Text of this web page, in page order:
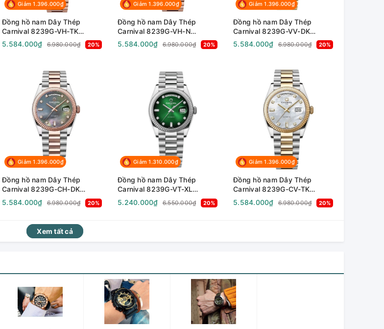
Giảm 1.396.000₫
Đồng hồ nam Dây Thép
Carnival 8239G-VH-TK
Automatic - Kính Sapphire -
Size 38mm - Chống nước 50m
5.584.000₫ 6.980.000₫ 20%
Giảm 1.396.000₫
Đồng hồ nam Dây Thép
Carnival 8239G-VH-N
Automatic - Kính Sapphire -
Size 38mm - Chống nước 50m
5.584.000₫ 6.980.000₫ 20%
Giảm 1.396.000₫
Đồng hồ nam Dây Thép
Carnival 8239G-VV-DK
Automatic - Kính Sapphire -
Size 38mm - Chống nước 50m
5.584.000₫ 6.980.000₫ 20%
Giảm 1.396.000₫
Đồng hồ nam Dây Thép
Carnival 8239G-CH-DK
Automatic - Kính Sapphire -
Size 38mm - Chống nước 50m
5.584.000₫ 6.980.000₫ 20%
Giảm 1.310.000₫
Đồng hồ nam Dây Thép
Carnival 8239G-VT-XL
Automatic - Kính Sapphire -
Size 38mm - Chống nước 50m
5.240.000₫ 6.550.000₫ 20%
Giảm 1.396.000₫
Đồng hồ nam Dây Thép
Carnival 8239G-CV-TK
Automatic - Kính Sapphire -
Size 38mm - Chống nước 50m
5.584.000₫ 6.980.000₫ 20%
Xem tất cả